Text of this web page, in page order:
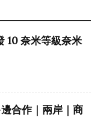
10 奈米等級奈米
合作｜兩岸｜商